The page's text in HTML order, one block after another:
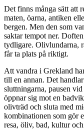
Det finns många sätt att
maten, öarna, antiken
bergen. Men den som
saktar tempot ner.
tydligare. Olivlundarna,
får ta plats på riktigt.
Att vandra i Grekland
till en annan. Det
sluttningarna, pausen
öppnar sig mot en
olivträd och sluta med
kombinationen som gör
resa, öliv, bad, kultur